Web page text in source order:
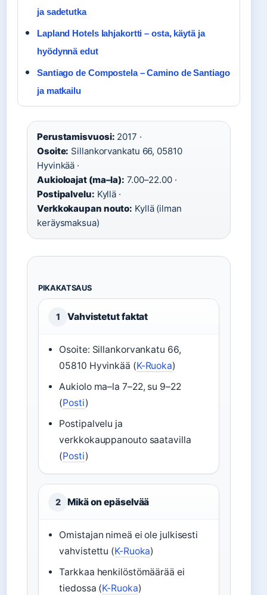
ja sadetutka
Lapland Hotels lahjakortti – osta, käytä ja
hyödynnä edut
Santiago de Compostela – Camino de Santiago
ja matkailu
Perustamisvuosi: 2017 ·
Osoite: Sillankorvankatu 66, 05810
Hyvinkää ·
Aukioloajat (ma–la): 7.00–22.00 ·
Postipalvelu: Kyllä ·
Verkkokaupan nouto: Kyllä (ilman
keräysmaksua)
PIKAKATSAUS
1 Vahvistetut faktat
Osoite: Sillankorvankatu 66,
05810 Hyvinkää (K-Ruoka)
Aukiolo ma–la 7–22, su 9–22
(Posti)
Postipalvelu ja
verkkokauppanouto saatavilla
(Posti)
2 Mikä on epäselvää
Omistajan nimeä ei ole julkisesti
vahvistettu (K-Ruoka)
Tarkkaa henkilöstömäärää ei
tiedossa (K-Ruoka)